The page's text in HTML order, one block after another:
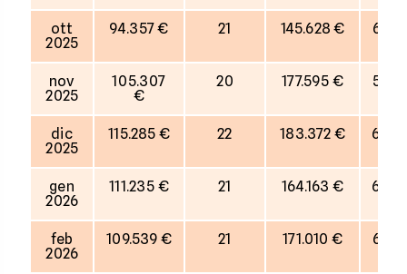
ott
2025
94.357 € 21 145.628 € 65%
nov
2025
105.307
€
20 177.595 € 59%
dic
2025
115.285 € 22 183.372 € 63%
gen
2026
111.235 € 21 164.163 € 68%
feb
2026
109.539 € 21 171.010 € 64%